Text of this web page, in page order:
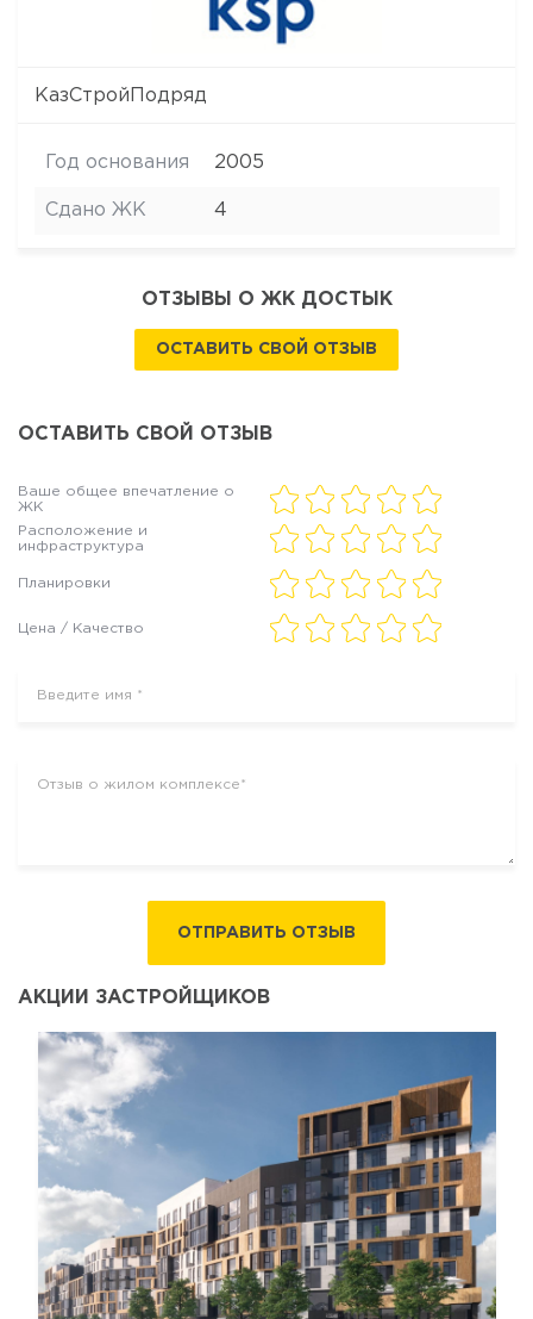
КазСтройПодряд
Год основания 2005
Сдано ЖК 4
ОТЗЫВЫ О ЖК ДОСТЫК
ОСТАВИТЬ СВОЙ ОТЗЫВ
ОСТАВИТЬ СВОЙ ОТЗЫВ
Ваше общее впечатление о
ЖК
Расположение и
инфраструктура
Планировки
Цена / Качество
ОТПРАВИТЬ ОТЗЫВ
АКЦИИ ЗАСТРОЙЩИКОВ